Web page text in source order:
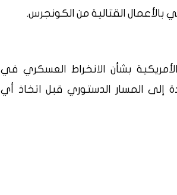
القتالية من الكونجرس.
بشأن الانخراط العسكري في
إلى المسار الدستوري قبل اتخاذ أي